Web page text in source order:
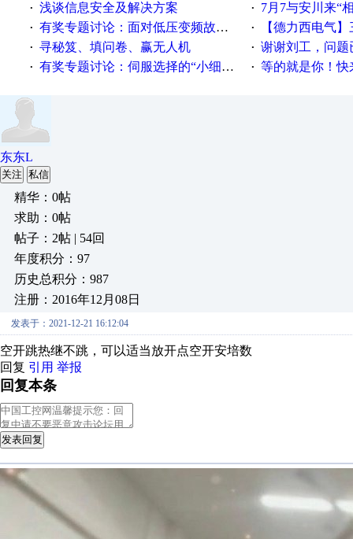
· 浅谈信息安全及解决方案 · 7月7与安川来“
· 有奖专题讨论：面对低压变频故障，老手是这样解决的！ · 【德力西电气】三
· 寻秘笈、填问卷、赢无人机 · 谢谢刘工，问题
· 有奖专题讨论：伺服选择的“小细节大学问”奖励公告 · 等的就是你！快来
东东L
关注 私信
精华：0帖
求助：0帖
帖子：2帖 | 54回
年度积分：97
历史总积分：987
注册：2016年12月08日
发表于：2021-12-21 16:12:04
空开跳热继不跳，可以适当放开点空开安培数
回复 引用 举报
回复本条
发表回复